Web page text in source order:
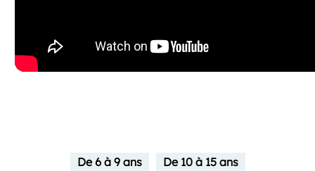
De 6 à 9 ans
De 10 à 15 ans